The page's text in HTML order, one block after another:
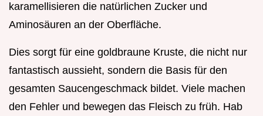
karamellisieren die natürlichen Zucker und
Aminosäuren an der Oberfläche.
Dies sorgt für eine goldbraune Kruste, die nicht nur
fantastisch aussieht, sondern die Basis für den
gesamten Saucengeschmack bildet. Viele machen
den Fehler und bewegen das Fleisch zu früh. Hab